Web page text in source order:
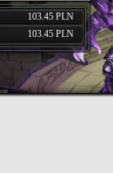
103.45 PLN
103.45 PLN